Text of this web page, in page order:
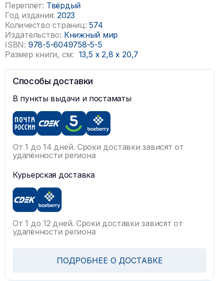
Переплёт: Твёрдый
Год издания: 2023
Количество страниц: 574
Издательство: Книжный мир
ISBN: 978-5-6049758-5-5
Размер книги, см: 13,5 x 2,8x 20,7
Способы доставки
В пункты выдачи и постаматы
От 1 до 14 дней. Сроки доставки зависят от
удалённости региона
Курьерская доставка
От 1 до 12 дней. Сроки доставки зависят от
удалённости региона
ПОДРОБНЕЕ О ДОСТАВКЕ